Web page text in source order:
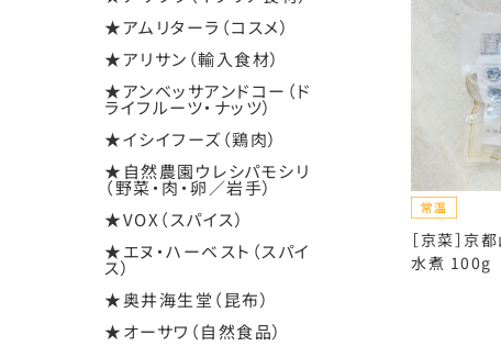
★アムリターラ（コスメ）
★アリサン（輸入食材）
★アンベッサアンドコー（ド
ライフルーツ・ナッツ）
★イシイフーズ（鶏肉）
★自然農園ウレシパモシリ
（野菜・肉・卵／岩手）
★VOX（スパイス）
★エヌ・ハーベスト（スパイ
ス）
★奥井海生堂（昆布）
★オーサワ（自然食品）
［京菜］京
水煮 100g